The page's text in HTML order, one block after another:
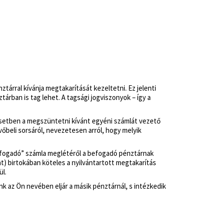
kívánja megtakarítását kezeltetni. Ez jelenti
is tag lehet. A tagsági jogviszonyok – így a
a megszüntetni kívánt egyéni számlát vezető
sorsáról, nevezetesen arról, hogy melyik
számla meglétéről a befogadó pénztárnak
birtokában köteles a nyilvántartott megtakarítás
Ön nevében eljár a másik pénztárnál, s intézkedik